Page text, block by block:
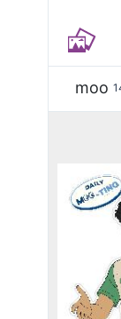
moo